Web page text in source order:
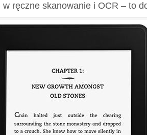
w ręczne skanowanie i OCR – to